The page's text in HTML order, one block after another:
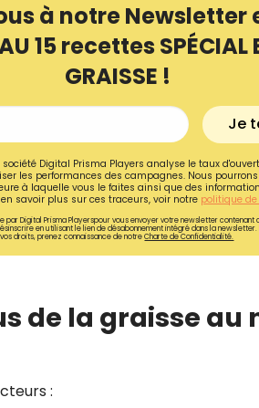
à notre Newsletter
15 recettes SPÉCIAL
GRAISSE !
Je
Digital Prisma Players analyse le taux
les performances des campagnes. Nous
à laquelle vous le faites ainsi que des
savoir plus sur ces traceurs, voir notre politique
par Digital Prisma Playerspour vous envoyer votre newsletter
en utilisant le lien de désabonnement intégré dans la
vos droits, prenez connaissance de notreCharte de Confidentialité.
de la graisse au
:
Recevez
recettes